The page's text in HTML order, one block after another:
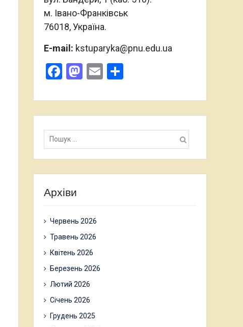
м. Івано-Франківськ
76018, Україна.
E-mail: kstuparyka@pnu.edu.ua
Facebook
Mastodon
Email
Пошук:
Архіви
Червень 2026
Травень 2026
Квітень 2026
Березень 2026
Лютий 2026
Січень 2026
Грудень 2025